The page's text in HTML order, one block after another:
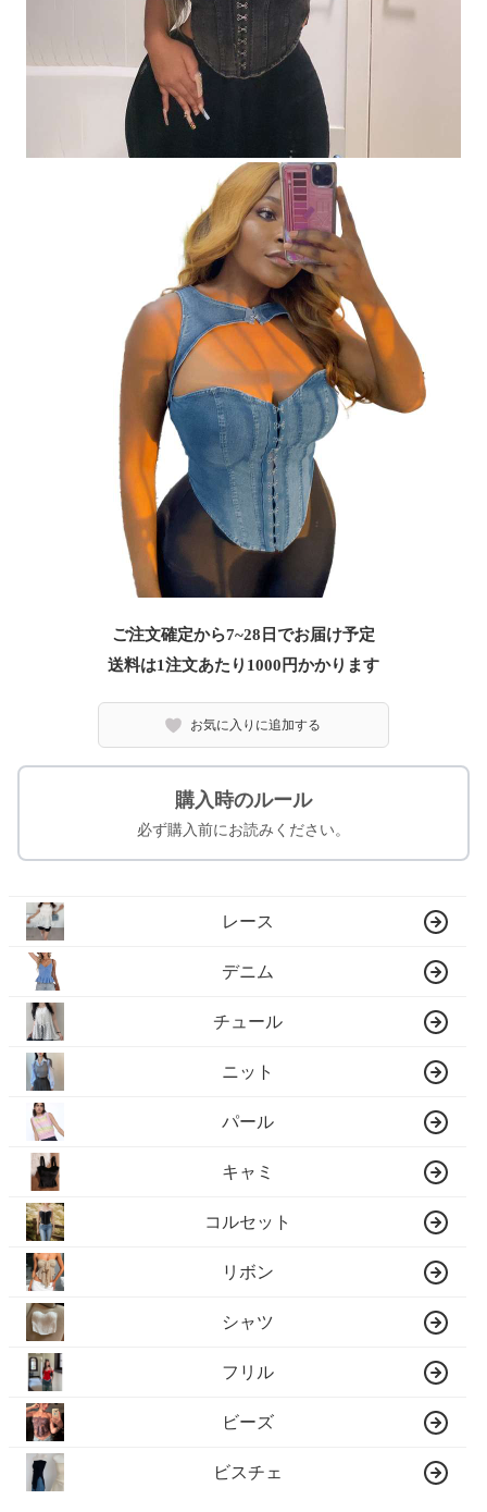
ご注文確定から7~28日でお届け予定
送料は1注文あたり 1000 円かかります
お気に入りに追加する
購入時のルール
必ず購入前にお読みください。
レース
デニム
チュール
ニット
パール
キャミ
コルセット
リボン
シャツ
フリル
ビーズ
ビスチェ